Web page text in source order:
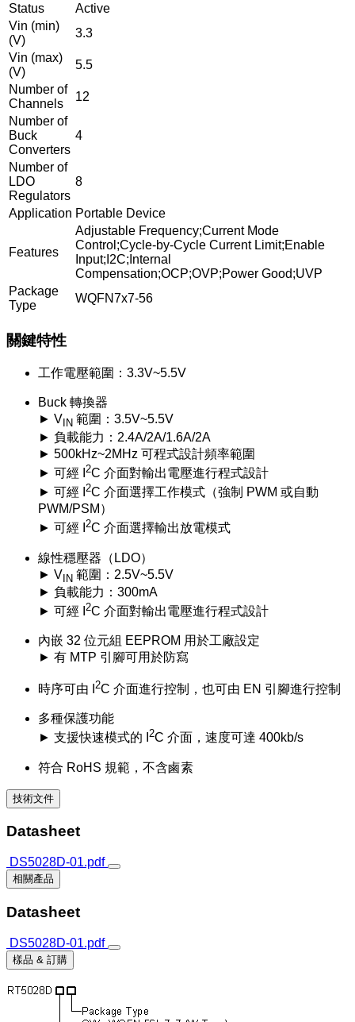
Status
Active
Vin (min)
(V)
3.3
Vin (max)
(V)
5.5
Number of
Channels
12
Number of
Buck
Converters
4
Number of
LDO
Regulators
8
Application Portable Device
Features
Adjustable Frequency;Current Mode
Control;Cycle-by-Cycle Current Limit;Enable
Input;I2C;Internal
Compensation;OCP;OVP;Power Good;UVP
Package
Type
WQFN7x7-56
關鍵特性
工作電壓範圍：3.3V~5.5V
Buck 轉換器
► V IN 範圍：3.5V~5.5V
► 負載能力：2.4A/2A/1.6A/2A
► 500kHz~2MHz 可程式設計頻率範圍
► 可經 I
2C 介面對輸出電壓進行程式設計
► 可經 I
2C 介面選擇工作模式（強制 PWM 或自動
PWM/PSM）
► 可經 I 2C 介面選擇輸出放電模式
線性穩壓器（LDO）
► VIN 範圍：2.5V~5.5V
► 負載能力：300mA
► 可經 I
2C 介面對輸出電壓進行程式設計
內嵌 32 位元組 EEPROM 用於工廠設定
► 有 MTP 引腳可用於防寫
時序可由 I 2C 介面進行控制，也可由 EN 引腳進行控制
多種保護功能
► 支援快速模式的 I 2C 介面，速度可達 400kb/s
符合 RoHS 規範，不含鹵素
技術文件
Datasheet
DS5028D-01.pdf
相關產品
Datasheet
DS5028D-01.pdf
樣品 & 訂購